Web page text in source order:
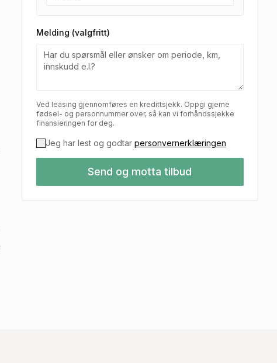
Melding (valgfritt)
Ved leasing gjennomføres en kredittsjekk. Oppgi gjerne
fødsel- og personnummer over, så kan vi forhåndssjekke
finansieringen for deg.
Jeg har lest og godtar personvernerklæringen
Send og motta tilbud